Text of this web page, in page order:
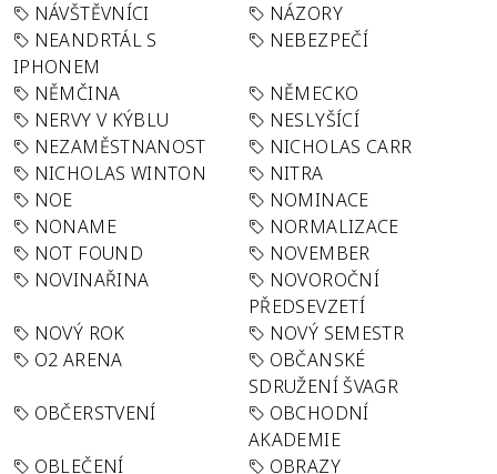
NÁVŠTĚVNÍCI
NÁZORY
NEANDRTÁL S
IPHONEM
NEBEZPEČÍ
NĚMČINA
NĚMECKO
NERVY V KÝBLU
NESLYŠÍCÍ
NEZAMĚSTNANOST
NICHOLAS CARR
NICHOLAS WINTON
NITRA
NOE
NOMINACE
NONAME
NORMALIZACE
NOT FOUND
NOVEMBER
NOVINAŘINA
NOVOROČNÍ
PŘEDSEVZETÍ
NOVÝ ROK
NOVÝ SEMESTR
O2 ARENA
OBČANSKÉ
SDRUŽENÍ ŠVAGR
OBČERSTVENÍ
OBCHODNÍ
AKADEMIE
OBLEČENÍ
OBRAZY